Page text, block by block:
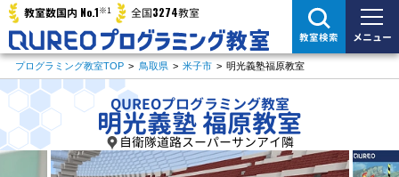
教室数国内 No.1※1 全国3274教室
教室検索 メニュー
プログラミング教室TOP > 鳥取県 > 米子市 > 明光義塾福原教室
QUREOプログラミング教室
明光義塾 福原教室
自衛隊道路スーパーサンアイ隣